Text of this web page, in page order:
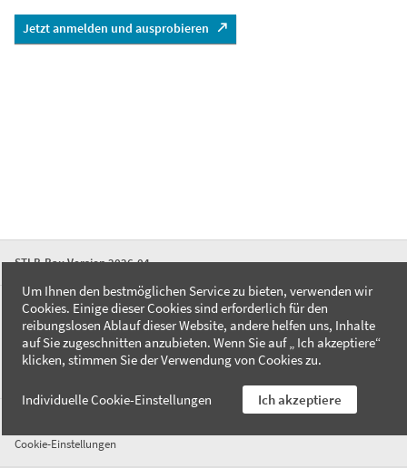
Jetzt anmelden und ausprobieren
STLB-Bau Version 2026-04
FAQ
Kontakt
Datenschutzerklärung
Cookie-Einstellungen
Um Ihnen den bestmöglichen Service zu bieten, verwenden wir
Cookies. Einige dieser Cookies sind erforderlich für den
reibungslosen Ablauf dieser Website, andere helfen uns, Inhalte
auf Sie zugeschnitten anzubieten. Wenn Sie auf „ Ich akzeptiere“
klicken, stimmen Sie der Verwendung von Cookies zu.
Individuelle Cookie-Einstellungen Ich akzeptiere